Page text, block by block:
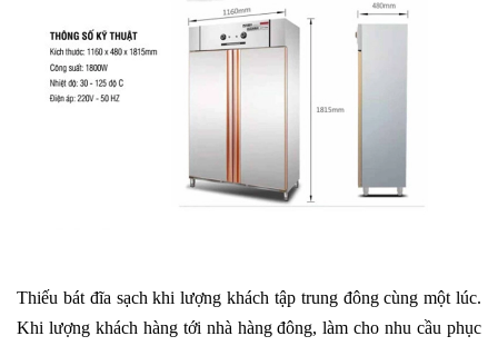
Thiếu bát đĩa sạch khi lượng khách tập trung đông cùng một lúc.
Khi lượng khách hàng tới nhà hàng đông, làm cho nhu cầu phục